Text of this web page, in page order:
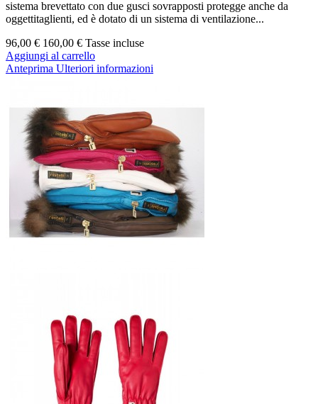
sistema brevettato con due gusci sovrapposti protegge anche da
oggettitaglienti, ed è dotato di un sistema di ventilazione...
96,00 € 160,00 € Tasse incluse
Aggiungi al carrello
Anteprima Ulteriori informazioni